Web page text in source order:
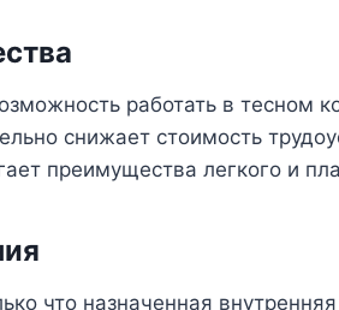
работать в тесном
снижает стоимость
преимущества легкого и
что назначенная